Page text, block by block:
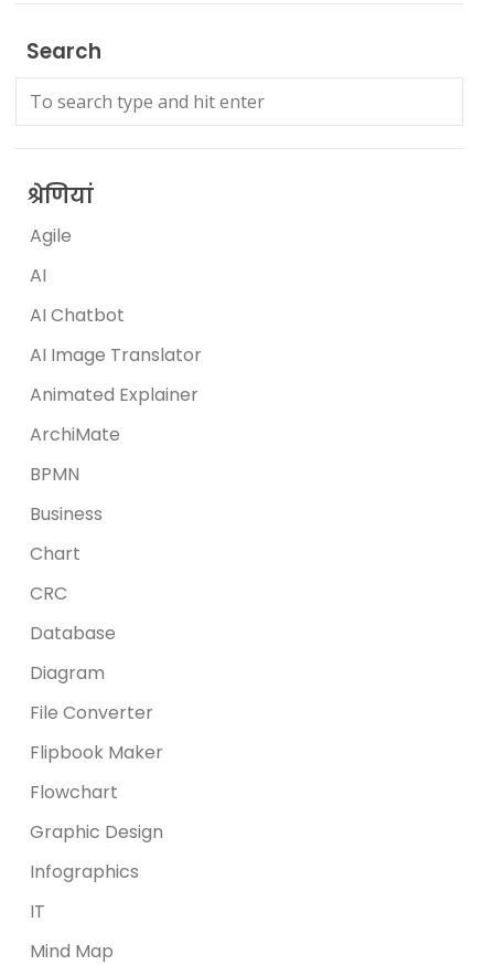
Search
श्रेणियां
Agile
AI
AI Chatbot
AI Image Translator
Animated Explainer
ArchiMate
BPMN
Business
Chart
CRC
Database
Diagram
File Converter
Flipbook Maker
Flowchart
Graphic Design
Infographics
IT
Mind Map